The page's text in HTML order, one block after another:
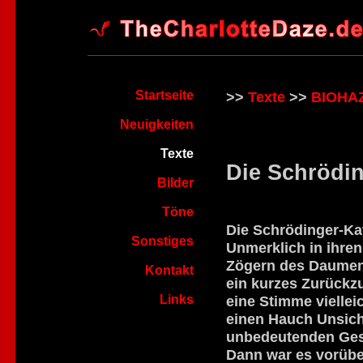
Startseite
Neuigkeiten
Texte
Bilder
Töne
Sonstiges
Kontakt
Links
>> Texte >>
Die
Die Schrödinger-
Unmerklich in
Zögern des
ein kurzes
eine Stimme
einen Hauch
unbedeutenden
Dann war es